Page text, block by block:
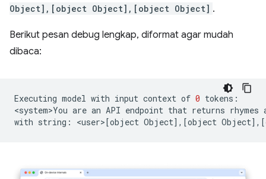
Object],[object Object],[object Object] .
Berikut pesan debug lengkap, diformat agar mudah
dibaca:
Executing model with input context of 0 tokens:
<system>You are an API endpoint that returns rhymes
with string: <user>[object Object] , [object Object] , [